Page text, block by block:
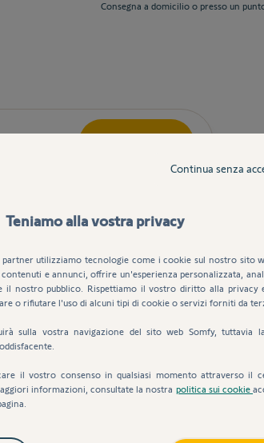
Consegna a domicilio o presso un
obsoleta o non più funzionante nel kit di
Teniamo alla vostra privacy
utilizziamo tecnologie come i cookie sul nostro sito
e annunci, offrire un'esperienza personalizzata,
il nostro pubblico. Rispettiamo il vostro diritto alla privacy
o rifiutare l'uso di alcuni tipi di cookie o servizi forniti da
sulla vostra navigazione del sito web Somfy, tuttavia
il vostro consenso in qualsiasi momento attraverso il
informazioni, consultate la nostra politica sui cookie
Continua senza